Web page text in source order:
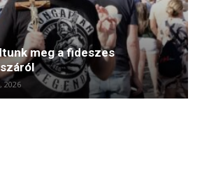
meg a fideszes
2026